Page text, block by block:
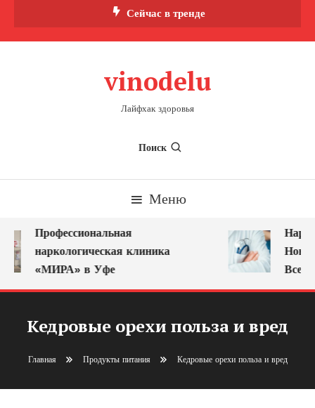
Сейчас в тренде
vinodelu
Лайфхак здоровья
Поиск
Меню
Профессиональная
наркологическая клиника
«МИРА» в Уфе
Кедровые орехи польза и вред
Главная Продукты питания Кедровые орехи польза и вред